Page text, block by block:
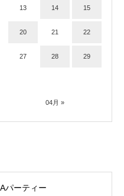
04月 »
13 14 15
20 21 22
27 28 29
パーティー